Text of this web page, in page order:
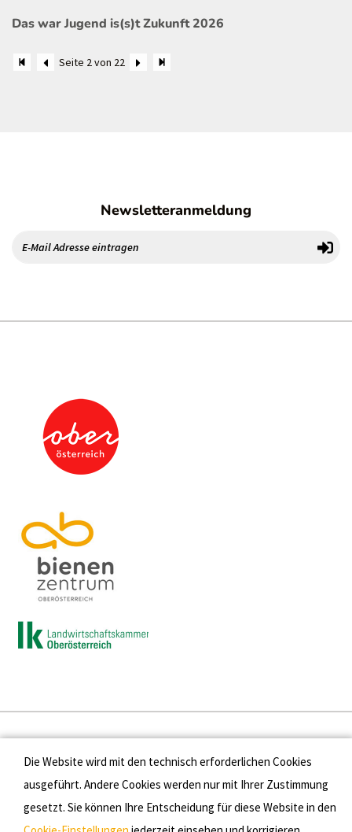
Das war Jugend is(s)t Zukunft 2026
Seite 2 von 22
Newsletteranmeldung
Presse
Kontakt
Datenschutz
Die Website wird mit den technisch erforderlichen Cookies
ausgeführt. Andere Cookies werden nur mit Ihrer Zustimmung
gesetzt. Sie können Ihre Entscheidung für diese Website in den